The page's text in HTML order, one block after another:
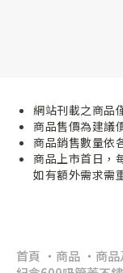
網站刊載之商品
商品售價為建議
商品銷售數量依
商品上市首日，
如有額外需求需
首頁 商品 商